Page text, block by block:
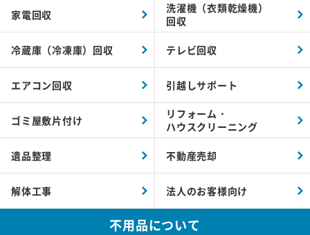
家電回収
洗濯機（衣類乾燥機）
回収
冷蔵庫（冷凍庫）回収 テレビ回収
エアコン回収 引越しサポート
ゴミ屋敷片付け
リフォーム・
ハウスクリーニング
遺品整理 不動産売却
解体工事 法人のお客様向け
不用品について